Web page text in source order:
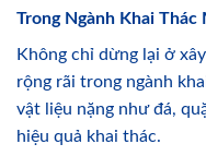
Trong Ngành Khai Thác
Không chỉ dừng lại ở
rộng rãi trong ngành
vật liệu nặng như đá,
hiệu quả khai thác.